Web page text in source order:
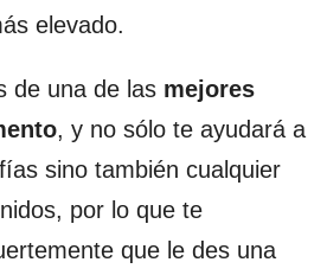
elevado.
de una de las mejores
, y no sólo te ayudará a
sino también cualquier
por lo que te
que le des una